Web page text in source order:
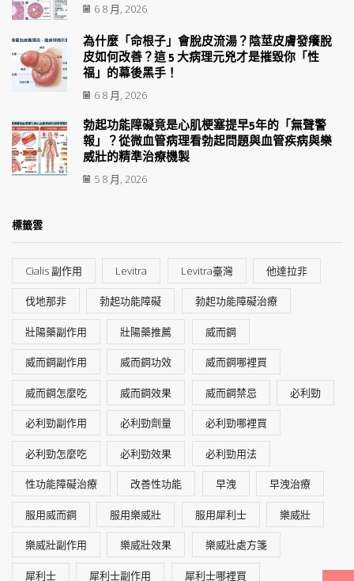
6 8 月, 2026
為什麼「命根子」會脫皮流湯？陰莖皮膚發癢脫
皮如何改善？這 5 大病理元兇才是摧毀你「性
福」的幕後黑手！
6 8 月, 2026
勃起功能障礙竟是心肌梗塞提早5年的「無聲警
報」？從微血管病理看勃起問題與血管疾病與樂
威壯的精準治療機製
5 8 月, 2026
標籤雲
Cialis 副作用 Levitra Levitra臺灣 他達拉非
伐地那非 勃起功能障礙 勃起功能障礙治療
壯陽藥副作用 壯陽藥推薦 威而鋼
威而鋼副作用 威而鋼功效 威而鋼哪裡買
威而鋼怎麼吃 威而鋼效果 威而鋼禁忌 必利勁
必利勁副作用 必利勁劑量 必利勁哪裡買
必利勁怎麼吃 必利勁效果 必利勁用法
性功能障礙治療 改善性功能 早洩 早洩治療
服用威而鋼 服用樂威壯 服用犀利士 樂威壯
樂威壯副作用 樂威壯效果 樂威壯處方箋
犀利士 犀利士副作用 犀利士哪裡買